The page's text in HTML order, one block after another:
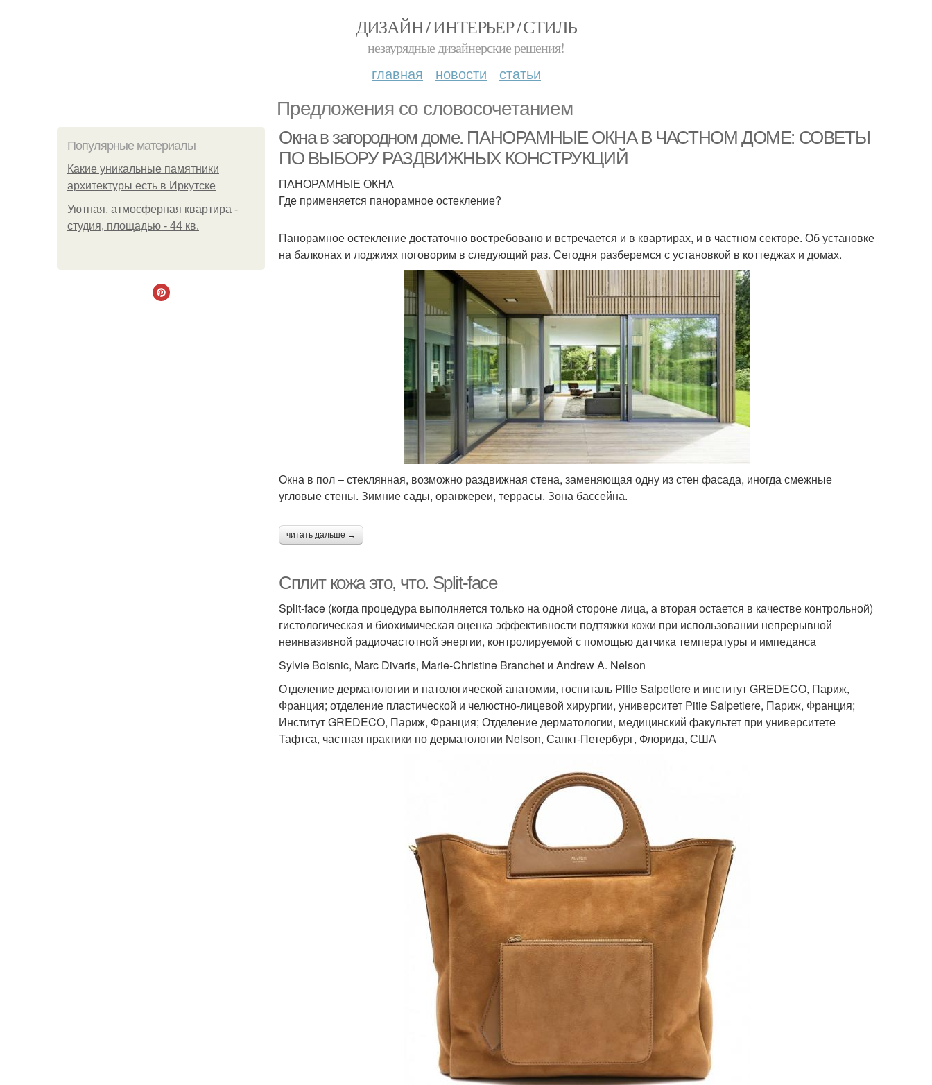
ДИЗАЙН / ИНТЕРЬЕР / СТИЛЬ
незаурядные дизайнерские решения!
главная новости статьи
Предложения со словосочетанием
Популярные материалы
Какие уникальные памятники
архитектуры есть в Иркутске
Уютная, атмосферная квартира -
студия, площадью - 44 кв.
Окна в загородном доме. ПАНОРАМНЫЕ ОКНА В ЧАСТНОМ ДОМЕ: СОВЕТЫ
ПО ВЫБОРУ РАЗДВИЖНЫХ КОНСТРУКЦИЙ
ПАНОРАМНЫЕ ОКНА
Где применяется панорамное остекление?
Панорамное остекление достаточно востребовано и встречается и в квартирах, и в частном секторе. Об установке
на балконах и лоджиях поговорим в следующий раз. Сегодня разберемся с установкой в коттеджах и домах.
Окна в пол – стеклянная, возможно раздвижная стена, заменяющая одну из стен фасада, иногда смежные
угловые стены. Зимние сады, оранжереи, террасы. Зона бассейна.
читать дальше →
Сплит кожа это, что. Split-face
Split-face (когда процедура выполняется только на одной стороне лица, а вторая остается в качестве контрольной)
гистологическая и биохимическая оценка эффективности подтяжки кожи при использовании непрерывной
неинвазивной радиочастотной энергии, контролируемой с помощью датчика температуры и импеданса
Sylvie Boisnic, Marc Divaris, Marie-Christine Branchet и Andrew A. Nelson
Отделение дерматологии и патологической анатомии, госпиталь Pitie Salpetiere и институт GREDECO, Париж,
Франция; отделение пластической и челюстно-лицевой хирургии, университет Pitie Salpetiere, Париж, Франция;
Институт GREDECO, Париж, Франция; Отделение дерматологии, медицинский факультет при университете
Тафтса, частная практики по дерматологии Nelson, Санкт-Петербург, Флорида, США